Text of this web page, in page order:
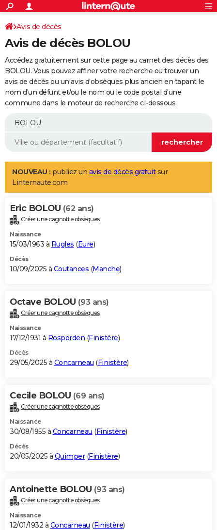
ACTUALITÉS
Politique
Société
Faits Divers
Education
Monde
Villes
+
SPORT
Coupe du monde 2026
Football
Tennis
Cyclisme
Rugby
Forum
Programme TV
TNT
Streaming
Cinéma
Sorties cinéma
Musique
+
FINANCE
Retraite
Epargne
Immobilier
Risques naturels par ville
Banque
Assurance
AUTO
Essais
Réserver un essai
Citadines
Berlines
SUV
Forum auto
+
Mobiles
Meilleur smartphone
Internet
Ordinateurs
Jeux vidéo
Guide high-tech
Aménagement intérieur
LIFESTYLE
Art de vivre
Bien-être
Loisirs
Mode
Modes de vie
Alimentation
Guide de la santé
Maladies
Médicaments
Sommeil
VOYAGE
Destinations
City break
Voyage nature
Voyage de noces
Forum
Climat
+PHOTO
GUIDES D'ACHAT
BONS PLANS
Carte de Noël
Carte Bonne année
Carte Saint-Valentin
Carte Pâques
Carte d'anniversaire
DICTIONNAIRE
Dictionnaire
Biographies
Citations
Expressions
Proverbes
PROGRAMME TV
S'inscrire
Se connecter
Lycées
Collèges
Primaires
Universités
Entreprises
Service militaire
Avis de recherche
AVIS DE DÉCÈS
Bricolage
Lifestyle
Culture
Sport
Auto
Television
Voyage
Cinema
Avis de décès
Avis de décès BOLOU
Accédez gratuitement sur cette page au carnet des décès des
BOLOU. Vous pouvez affiner votre recherche ou trouver un
avis de décès ou un avis d'obsèques plus ancien en tapant le
nom d'un défunt et/ou le nom ou le code postal d'une
commune dans le moteur de recherche ci-dessous.
NOUVEAU : publiez un avis de décès gratuitsur
Linternaute.com
Eric BOLOU (62 ans)
Créer une cagnotte obsèques
Naissance
15/03/1963 à Rugles (Eure)
Décès
10/09/2025 à Coutances (Manche)
Octave BOLOU (93 ans)
Créer une cagnotte obsèques
Naissance
17/12/1931 à Rosporden (Finistère)
Décès
29/05/2025 à Concarneau (Finistère)
Cecile BOLOU (69 ans)
Créer une cagnotte obsèques
Naissance
30/08/1955 à Concarneau (Finistère)
Décès
20/05/2025 à Quimper(Finistère)
Antoinette BOLOU (93 ans)
Créer une cagnotte obsèques
Naissance
12/01/1932 à Concarneau (Finistère)